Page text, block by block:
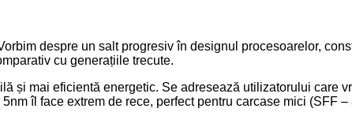
despre un salt progresiv în designul procesoarelor,
cu generațiile trecute.
și mai eficientă energetic. Se adresează utilizatorului care
îl face extrem de rece, perfect pentru carcase mici (SFF –